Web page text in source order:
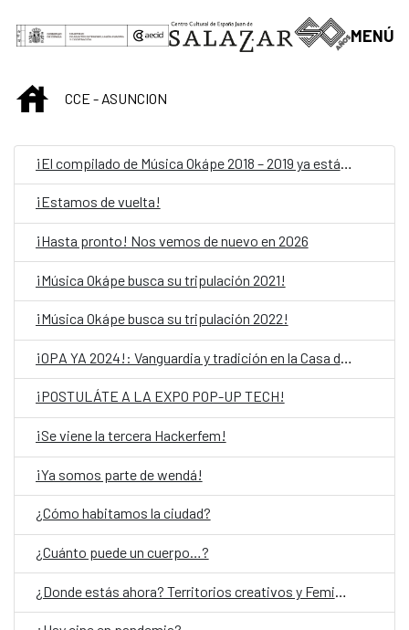
MENÚ
INICIOCCE - ASUNCION
¡Estamos de vuelta!
¡Hasta pronto! Nos vemos de nuevo en 2026
¡Música Okápe busca su tripulación 2021!
¡Música Okápe busca su tripulación 2022!
¡OPA YA 2024!: Vanguardia y tradición en la Casa del Bicentenario de las Artes Visuales
¡POSTULÁTE A LA EXPO POP-UP TECH!
¡Se viene la tercera Hackerfem!
¡Ya somos parte de wendá!
¿Cómo habitamos la ciudad?
¿Cuánto puede un cuerpo…?